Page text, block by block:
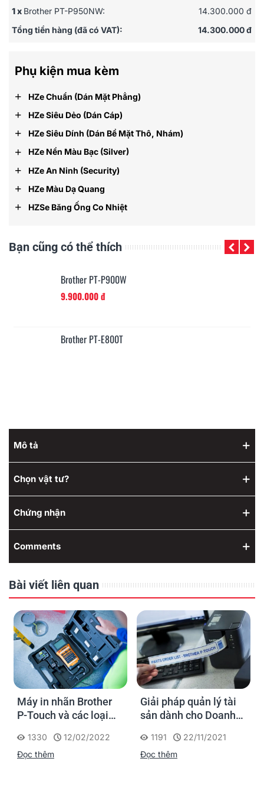
touch® và các thiết bị tương thích AirPrint
Thùng bao gồm: Thân máy PT-P950W X 1; AC Adapter
Bảo hành: 12 tháng
1 x Brother PT-P950NW:
14.300.000 đ
Tổng tiền hàng (đã có VAT):
14.300.000 đ
Phụ kiện mua kèm
+ HZe Chuẩn (dán Mặt Phẳng)
+ HZe Siêu Dẻo (dán Cáp)
+ HZe Siêu Dính (dán Bề Mặt Thô, Nhám)
+ HZe Nền Màu Bạc (silver)
+ HZe An Ninh (security)
+ HZe Màu Dạ Quang
+ HZSe Băng Ống Co Nhiệt
Bạn cũng có thể thích
Brother PT-P900W
9.900.000 đ
Brother PT-E800T
Mô tả
Chọn vật tư?
Chứng nhận
Comments
Bài viết liên quan
Máy in nhãn Brother
P-Touch và các loại
Điện - Viễn thông.
1330
12/02/2022
Đọc thêm
Giải pháp quản lý tài
sản dành cho Doanh
1191
22/11/2021
Đọc thêm